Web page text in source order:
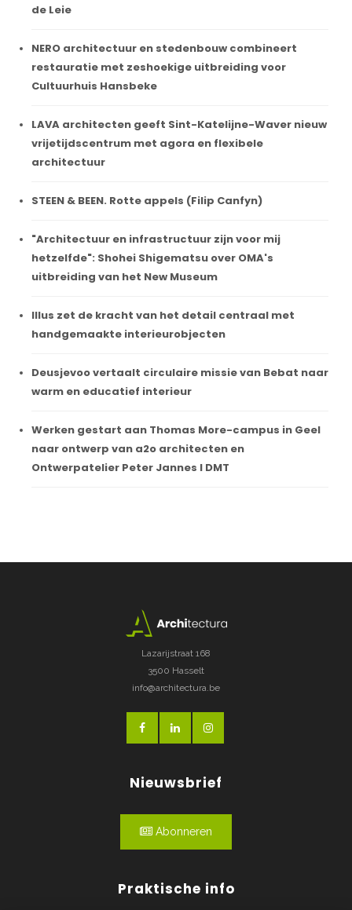
de Leie
NERO architectuur en stedenbouw combineert
restauratie met zeshoekige uitbreiding voor
Cultuurhuis Hansbeke
LAVA architecten geeft Sint-Katelijne-Waver nieuw
vrijetijdscentrum met agora en flexibele
architectuur
STEEN & BEEN. Rotte appels (Filip Canfyn)
"Architectuur en infrastructuur zijn voor mij
hetzelfde": Shohei Shigematsu over OMA's
uitbreiding van het New Museum
Illus zet de kracht van het detail centraal met
handgemaakte interieurobjecten
Deusjevoo vertaalt circulaire missie van Bebat naar
warm en educatief interieur
Werken gestart aan Thomas More-campus in Geel
naar ontwerp van a2o architecten en
Ontwerpatelier Peter Jannes I DMT
Lazarijstraat 168
3500 Hasselt
info@architectura.be
Nieuwsbrief
Abonneren
Praktische info